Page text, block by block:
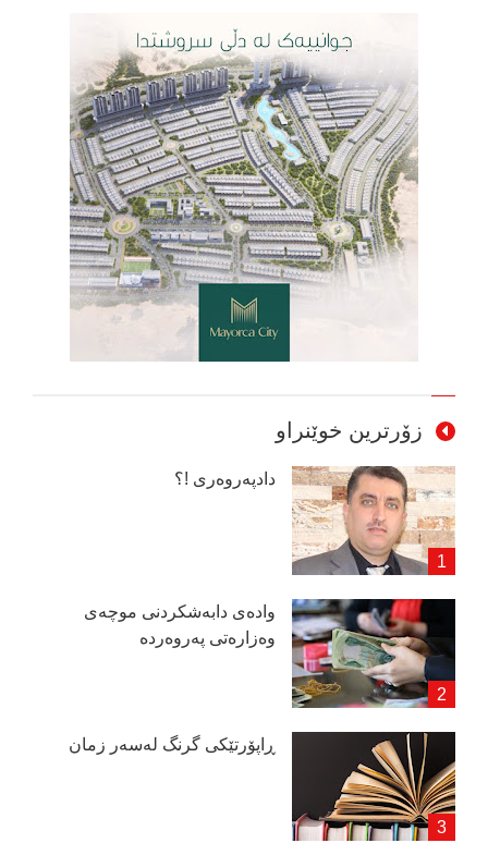
زۆرترین خوێنراو
دادپەروەری !؟
وادەی دابەشكردنی موچەی
وەزارەتی پەروەردە
ڕاپۆرتێكی گرنگ لەسەر زمان